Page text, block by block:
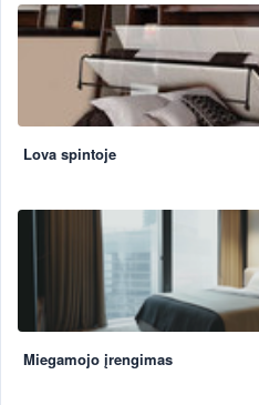
Lova spintoje
Miegamojo įrengimas